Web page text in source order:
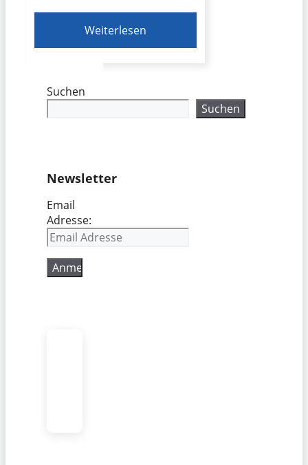
Weiterlesen
Suchen
Suchen
Newsletter
Email
Adresse: